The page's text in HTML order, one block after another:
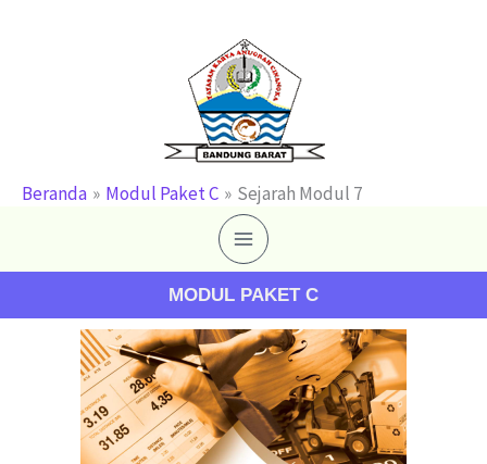
Beranda Modul Paket C Sejarah Modul 7
MODUL PAKET C